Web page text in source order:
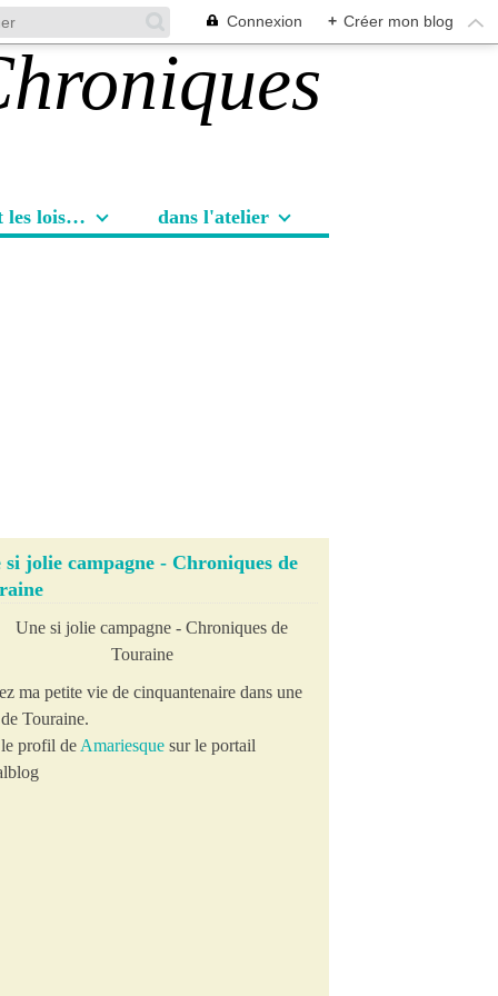
Connexion + Créer mon blog
Les sorties et les loisirs dans l'atelier
si jolie campagne - Chroniques de
ma petite vie de cinquantenaire dans une
Touraine.
profil de Amariesque sur le portail